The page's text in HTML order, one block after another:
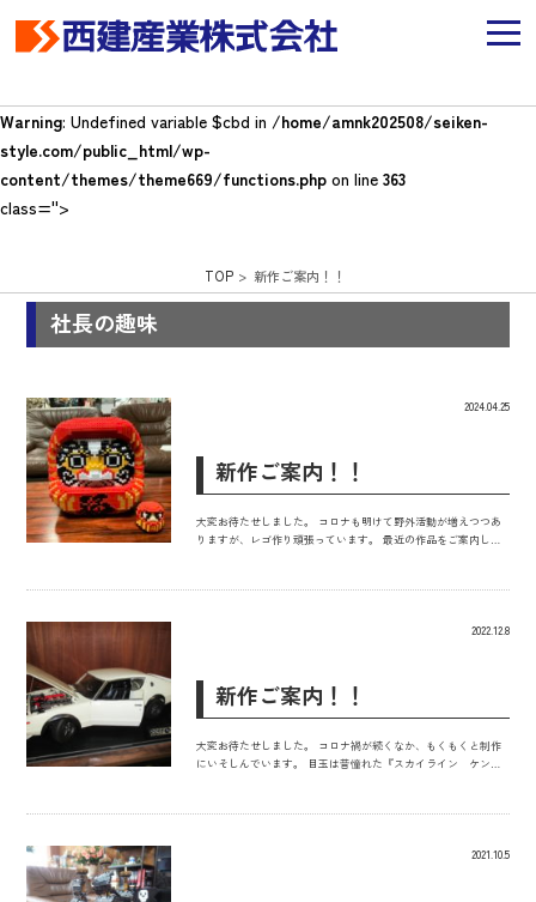
Warning: Undefined variable $cbd in /home/amnk202508/seiken-
style.com/public_html/wp-
content/themes/theme669/functions.php on line 363
class=''>
TOP > 新作ご案内！！
社長の趣味
2024.04.25
新作ご案内！！
大変お待たせしました。 コロナも明けて野外活動が増えつつあ
りますが、レゴ作り頑張っています。 最近の作品をご案内しま
2022.12.8
新作ご案内！！
大変お待たせしました。 コロナ禍が続くなか、もくもくと制作
にいそしんでいます。 目玉は昔憧れた『スカイライン ケンメ
2021.10.5